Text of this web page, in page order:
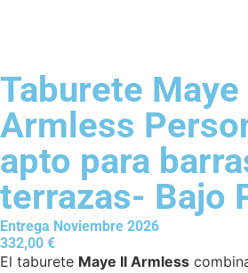
Taburete Maye
Armless
apto para
terrazas- Bajo
Entrega Noviembre 2026
332,00 €
El taburete Maye II Armless